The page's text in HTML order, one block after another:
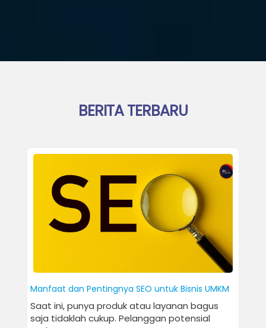
BERITA TERBARU
Manfaat dan Pentingnya SEO untuk Bisnis UMKM
Saat ini, punya produk atau layanan bagus
saja tidaklah cukup. Pelanggan potensial